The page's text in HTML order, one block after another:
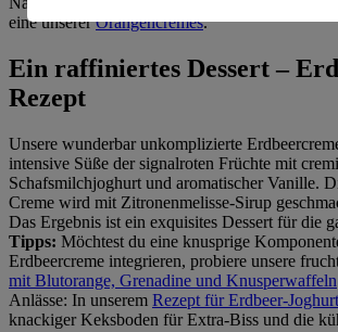
eine unsererOrangencremes.
Ein raffiniertes Dessert –
Rezept
Unsere wunderbar unkomplizierte
intensive Süße der signalroten Früchte mit
Schafsmilchjoghurt und aromatischer Vanille.
Creme wird mit Zitronenmelisse-Sirup
Das Ergebnis ist ein exquisites Dessert für die
Tipps: Möchtest du eine knusprige
Erdbeercreme integrieren, probiere unsere
mit Blutorange, Grenadine und Knusperwaffeln
Anlässe: In unserem Rezept für Erdbeer-
knackiger Keksboden für Extra-Biss und die
Informationen zum Herausgeber der